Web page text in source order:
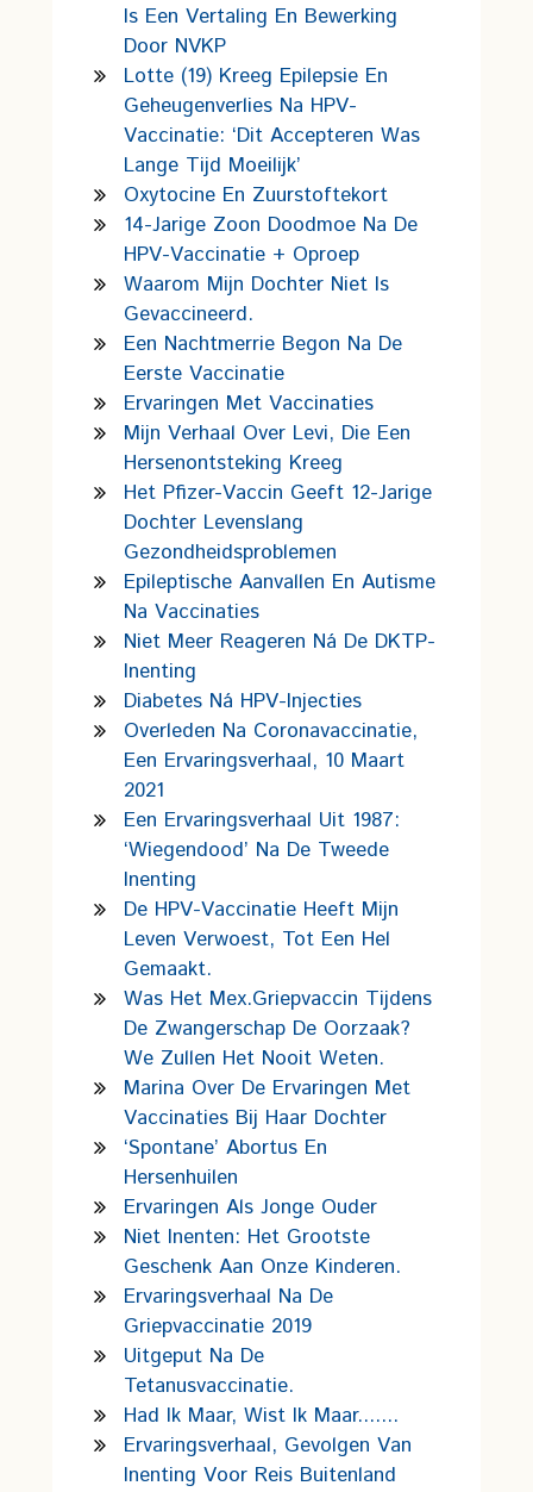
Is Een Vertaling En Bewerking
Door NVKP
Lotte (19) Kreeg Epilepsie En
Geheugenverlies Na HPV-
Vaccinatie: ‘Dit Accepteren Was
Lange Tijd Moeilijk’
Oxytocine En Zuurstoftekort
14-Jarige Zoon Doodmoe Na De
HPV-Vaccinatie + Oproep
Waarom Mijn Dochter Niet Is
Gevaccineerd.
Een Nachtmerrie Begon Na De
Eerste Vaccinatie
Ervaringen Met Vaccinaties
Mijn Verhaal Over Levi, Die Een
Hersenontsteking Kreeg
Het Pfizer-Vaccin Geeft 12-Jarige
Dochter Levenslang
Gezondheidsproblemen
Epileptische Aanvallen En Autisme
Na Vaccinaties
Niet Meer Reageren Ná De DKTP-
Inenting
Diabetes Ná HPV-Injecties
Overleden Na Coronavaccinatie,
Een Ervaringsverhaal, 10 Maart
2021
Een Ervaringsverhaal Uit 1987:
‘wiegendood’ Na De Tweede
Inenting
De HPV-Vaccinatie Heeft Mijn
Leven Verwoest, Tot Een Hel
Gemaakt.
Was Het Mex.griepvaccin Tijdens
De Zwangerschap De Oorzaak?
We Zullen Het Nooit Weten.
Marina Over De Ervaringen Met
Vaccinaties Bij Haar Dochter
‘Spontane’ Abortus En
Hersenhuilen
Ervaringen Als Jonge Ouder
Niet Inenten: Het Grootste
Geschenk Aan Onze Kinderen.
Ervaringsverhaal Na De
Griepvaccinatie 2019
Uitgeput Na De
Tetanusvaccinatie.
Had Ik Maar, Wist Ik Maar.......
Ervaringsverhaal, Gevolgen Van
Inenting Voor Reis Buitenland